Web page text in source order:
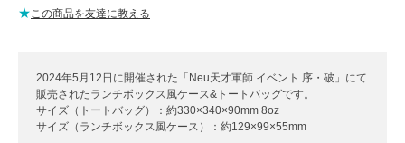
★この商品を友達に教える
2024年5月12日に開催された「Neu天才軍師 イベント 序・破」にて
販売されたランチボックス風ケース&トートバッグです。
サイズ（トートバッグ）：約330×340×90mm 8oz
サイズ（ランチボックス風ケース）：約129×99×55mm